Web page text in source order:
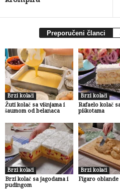
Preporučeni članci
Brzi kolači
Žuti kolač sa višnjama i
šaumom od belanaca
Brzi kolači
Rafaelo kolač
piškotama
Brzi kolači
Brzi kolač sa jagodama i
pudingom
Brzi kolači
Figaro oblande